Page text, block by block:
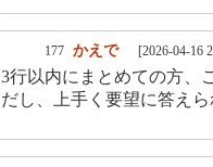
177 かえで [2026-04-16
3行以内にまとめての方
だし、上手く要望に答え